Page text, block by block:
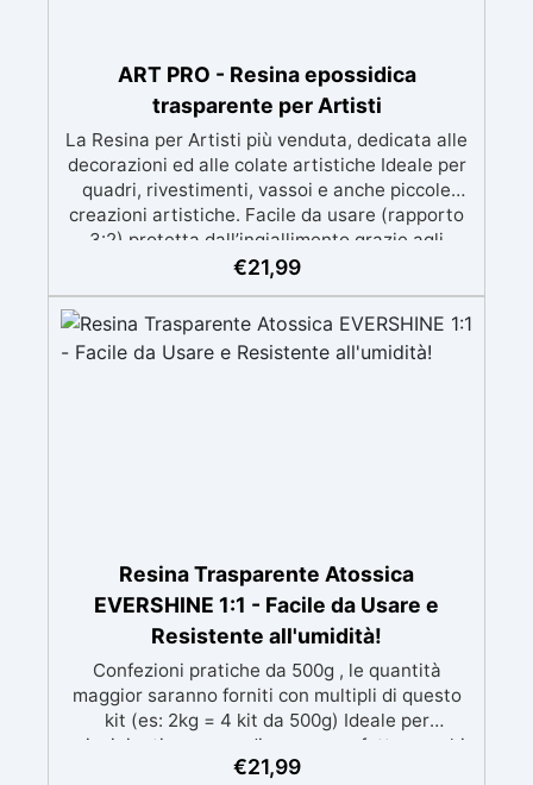
ART PRO - Resina epossidica
trasparente per Artisti
La Resina per Artisti più venduta, dedicata alle
decorazioni ed alle colate artistiche Ideale per
quadri, rivestimenti, vassoi e anche piccole
creazioni artistiche. Facile da usare (rapporto
3:2) protetta dall’ingiallimento grazie agli
speciali filtri UV Formula densa : non cola via,
in 12-24h garantendo una superficie lucida e
brillante
€21,99
Resina Trasparente Atossica
EVERSHINE 1:1 - Facile da Usare e
Resistente all'umidità!
Confezioni pratiche da 500g , le quantità
maggior saranno forniti con multipli di questo
kit (es: 2kg = 4 kit da 500g) Ideale per
principianti: a prova di errore, perfetta per chi
inizia. Sempre lucida: garantisce una finitura
€21,99